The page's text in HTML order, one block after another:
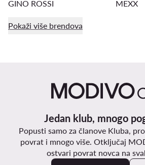
GINO ROSSI MEXX
Pokaži više brendova
Jedan klub, mnogo
Popusti samo za članove Kluba,
povrat i mnogo više. Otključaj
ostvari povrat novca na